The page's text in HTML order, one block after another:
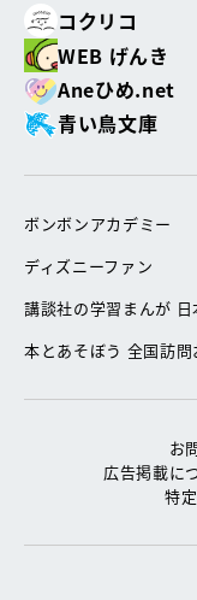
コクリコ
WEB げんき
Aneひめ.net
青い鳥文庫
ボンボンアカデミー
ディズニーファン
講談社の学習まんが 日
本とあそぼう 全国訪
お
広告掲載に
特